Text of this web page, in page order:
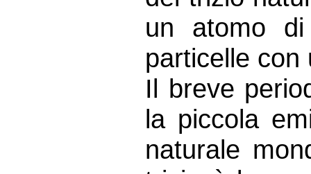
un atomo
particelle con
Il breve
la piccola
naturale